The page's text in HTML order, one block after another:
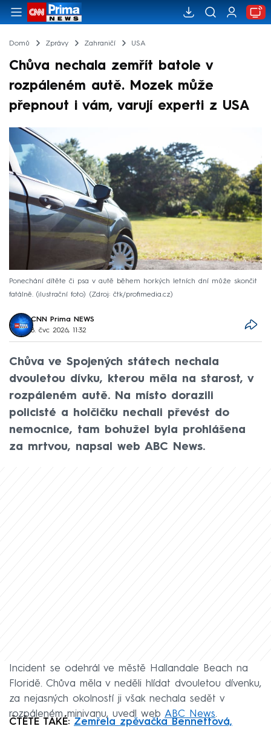
Domů Zprávy Zahraničí USA
Chůva nechala zemřít batole v
rozpáleném autě. Mozek může
přepnout i vám, varují experti z USA
Ponechání dítěte či psa v autě během horkých letních dní může skončit
fatálně. (ilustrační foto)
Zdroj: čtk/profimedia.cz
CNN Prima NEWS
8. čvc 2026, 11:32
Chůva ve Spojených státech nechala
dvouletou dívku, kterou měla na starost, v
rozpáleném autě. Na místo dorazili
policisté a holčičku nechali převést do
nemocnice, tam bohužel byla prohlášena
za mrtvou, napsal web ABC News.
Incident se odehrál ve městě Hallandale Beach na
Floridě. Chůva měla v neděli hlídat dvouletou dívenku,
za nejasných okolností ji však nechala sedět v
rozpáleném minivanu, uvedl web ABC News.
ČTĚTE TAKÉ: Zemřela zpěvačka Bennettová,